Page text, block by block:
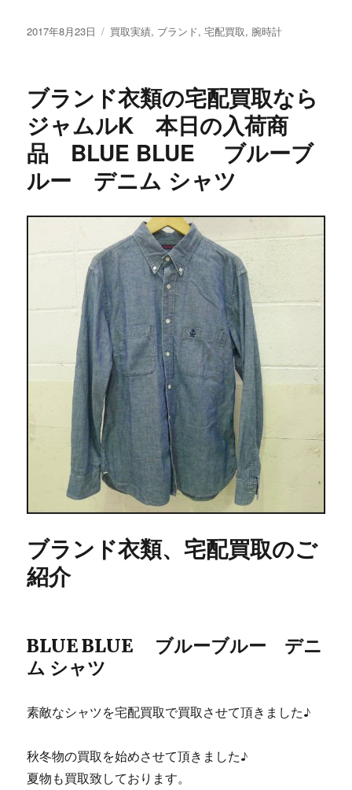
ズ クォーツを宅
配買取させて頂き
投
2017年8月23日
カ
ー
買取実績, ブランド,宅配買取, 腕時計
ブランド衣類の宅配買取なら
ジャムルK 本日の入荷商
品 BLUE BLUE ブルーブ
ルー デニム シャツ
ブランド衣類、宅配買取のご
紹介
BLUE BLUE ブルーブルー デニ
ム シャツ
素敵なシャツを宅配買取で買取させて頂きました♪
秋冬物の買取を始めさせて頂きました♪
夏物も買取致しております。